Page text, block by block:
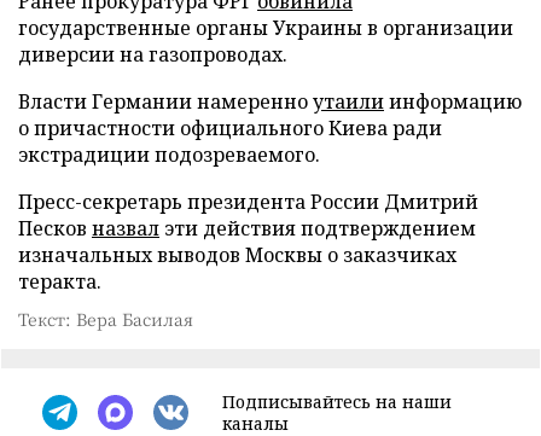
государственные органы Украины в организации
диверсии на газопроводах.
Власти Германии намеренноутаилиинформацию
о причастности официального Киева ради
экстрадиции подозреваемого.
Пресс-секретарь президента России Дмитрий
Песков назвал эти действия подтверждением
изначальных выводов Москвы о заказчиках
теракта.
Текст: Вера Басилая
Подписывайтесь на наши
каналы